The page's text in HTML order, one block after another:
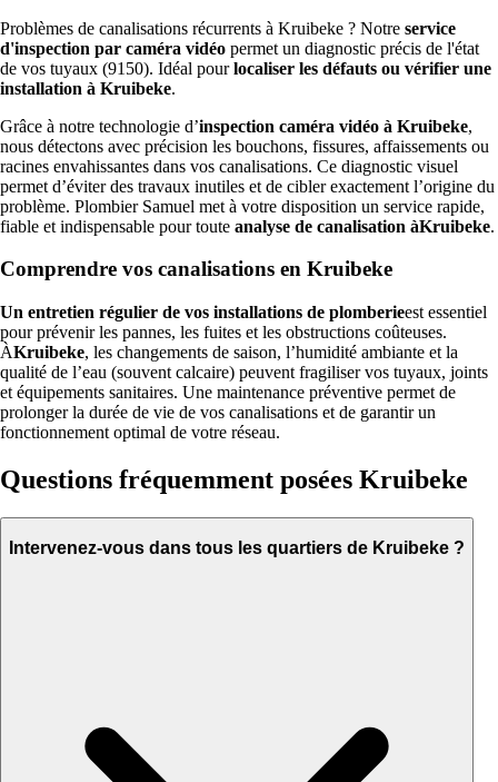
Problèmes de canalisations récurrents à Kruibeke ? Notre service
d'inspection par caméra vidéo permet un diagnostic précis de l'état
de vos tuyaux (9150). Idéal pourlocaliser les défauts ou vérifier une
installation à Kruibeke.
Grâce à notre technologie d’inspection caméra vidéo à Kruibeke,
nous détectons avec précision les bouchons, fissures, affaissements ou
racines envahissantes dans vos canalisations. Ce diagnostic visuel
permet d’éviter des travaux inutiles et de cibler exactement l’origine du
problème. Plombier Samuel met à votre disposition un service rapide,
fiable et indispensable pour toute analyse de canalisation àKruibeke.
Comprendre vos canalisations en Kruibeke
Un entretien régulier de vos installations de plomberieest essentiel
pour prévenir les pannes, les fuites et les obstructions coûteuses.
ÀKruibeke, les changements de saison, l’humidité ambiante et la
qualité de l’eau (souvent calcaire) peuvent fragiliser vos tuyaux, joints
et équipements sanitaires. Une maintenance préventive permet de
prolonger la durée de vie de vos canalisations et de garantir un
fonctionnement optimal de votre réseau.
Questions fréquemment posées Kruibeke
Intervenez-vous dans tous les quartiers de Kruibeke ?